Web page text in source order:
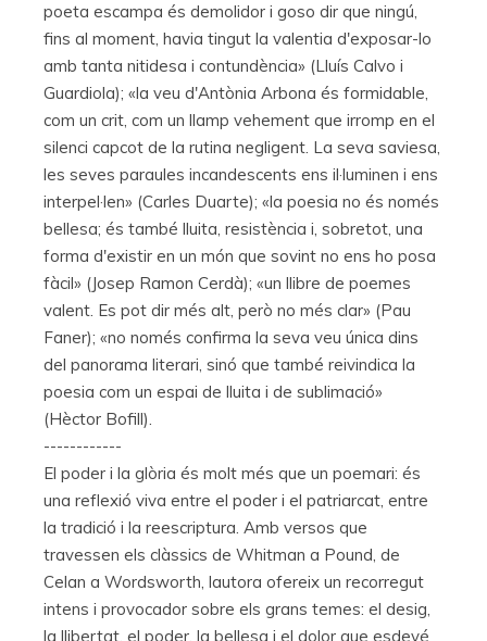
poeta escampa és demolidor i goso dir que ningú,
fins al moment, havia tingut la valentia d'exposar-lo
amb tanta nitidesa i contundència» (Lluís Calvo i
Guardiola); «la veu d'Antònia Arbona és formidable,
com un crit, com un llamp vehement que irromp en el
silenci capcot de la rutina negligent. La seva saviesa,
les seves paraules incandescents ens il·luminen i ens
interpel·len» (Carles Duarte); «la poesia no és només
bellesa; és també lluita, resistència i, sobretot, una
forma d'existir en un món que sovint no ens ho posa
fàcil» (Josep Ramon Cerdà); «un llibre de poemes
valent. Es pot dir més alt, però no més clar» (Pau
Faner); «no només confirma la seva veu única dins
del panorama literari, sinó que també reivindica la
poesia com un espai de lluita i de sublimació»
(Hèctor Bofill).
------------
El poder i la glòria és molt més que un poemari: és
una reflexió viva entre el poder i el patriarcat, entre
la tradició i la reescriptura. Amb versos que
travessen els clàssics de Whitman a Pound, de
Celan a Wordsworth, lautora ofereix un recorregut
intens i provocador sobre els grans temes: el desig,
la llibertat, el poder, la bellesa i el dolor que esdevé